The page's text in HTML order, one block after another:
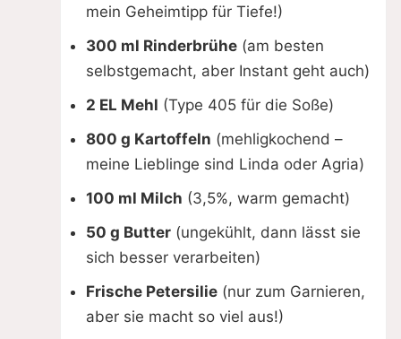
mein Geheimtipp für Tiefe!)
300 ml Rinderbrühe (am besten
selbstgemacht, aber Instant geht auch)
2 EL Mehl (Type 405 für die Soße)
800 g Kartoffeln (mehligkochend –
meine Lieblinge sind Linda oder Agria)
100 ml Milch (3,5%, warm gemacht)
50 g Butter (ungekühlt, dann lässt sie
sich besser verarbeiten)
Frische Petersilie (nur zum Garnieren,
aber sie macht so viel aus!)